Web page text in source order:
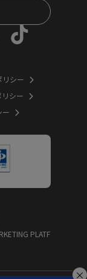
リシー
シー
ー
PLATF